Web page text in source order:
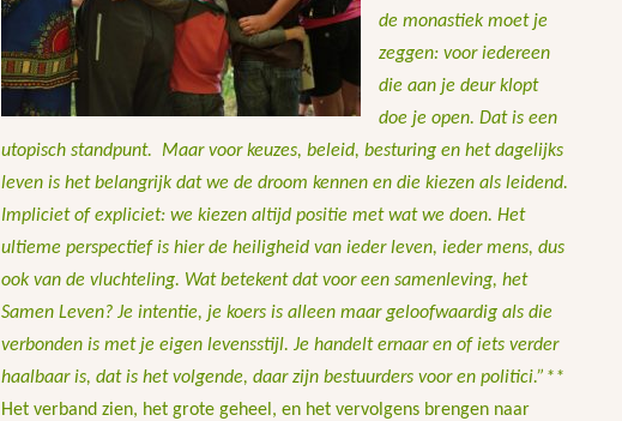
de monastiek moet je
zeggen: voor iedereen
die aan je deur klopt
doe je open. Dat is een
utopisch standpunt. Maar voor keuzes, beleid, besturing en het dagelijks
leven is het belangrijk dat we de droom kennen en die kiezen als leidend.
Impliciet of expliciet: we kiezen altijd positie met wat we doen. Het
ultieme perspectief is hier de heiligheid van ieder leven, ieder mens, dus
ook van de vluchteling. Wat betekent dat voor een samenleving, het
Samen Leven? Je intentie, je koers is alleen maar geloofwaardig als die
verbonden is met je eigen levensstijl. Je handelt ernaar en of iets verder
haalbaar is, dat is het volgende, daar zijn bestuurders voor en politici.”**
Het verband zien, het grote geheel, en het vervolgens brengen naar